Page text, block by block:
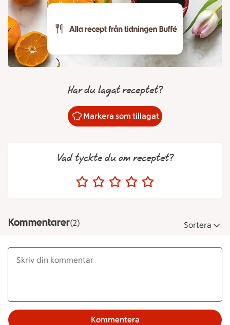
Har du lagat receptet?
Markera som tillagat
Vad tyckte du om receptet?
Kommentarer(2) Sortera
Kommentera